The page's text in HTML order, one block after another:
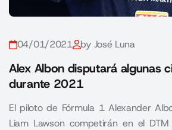
04/01/2021 by José Luna
Alex Albon disputará algunas
durante 2021
El piloto de Fórmula 1 Alexander
Liam Lawson competirán en el